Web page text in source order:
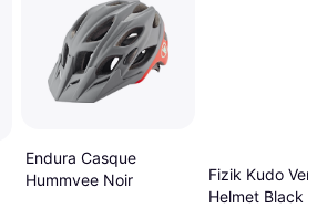
Endura Casque
Hummvee Noir
Fizik Kudo
Helmet Black S